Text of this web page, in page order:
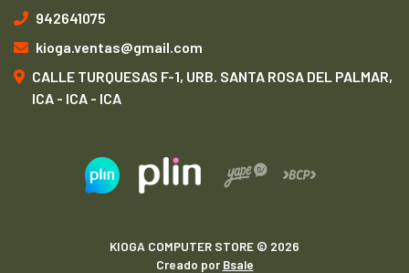
942641075
kioga.ventas@gmail.com
CALLE TURQUESAS F-1, URB. SANTA ROSA DEL PALMAR,
ICA - ICA - ICA
KIOGA COMPUTER STORE © 2026
Creado por Bsale